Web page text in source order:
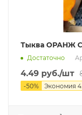
Тыква ОРАНЖ
Достаточно
4.49 руб./шт
-50% Экономия